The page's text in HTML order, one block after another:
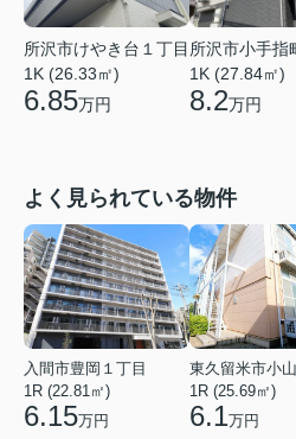
所沢市けやき台１丁目
1K (26.33㎡)
6.85万円
所沢市小手指
1K (27.84㎡)
8.2万円
よく見られている物件
入間市豊岡１丁目
1R (22.81㎡)
6.15万円
東久留米市小
1R (25.69㎡)
6.1万円